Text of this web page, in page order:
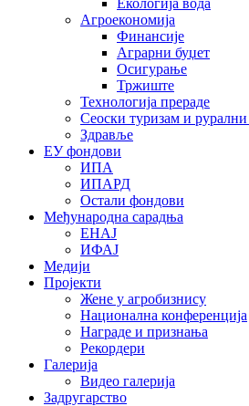
Екологија вода
Агроекономија
Финансије
Аграрни буџет
Осигурање
Тржиште
Технологија прераде
Сеоски туризам и рурални
Здравље
ЕУ фондови
ИПА
ИПАРД
Остали фондови
Међународна сарадња
ЕНАЈ
ИФАЈ
Медији
Пројекти
Жене у агробизнису
Национална конференција
Награде и признања
Рекордери
Галерија
Видео галерија
Задругарство